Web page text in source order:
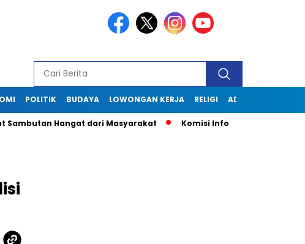
POLITIK BUDAYA LOWONGAN KERJA RELIGI ADVERTORIAL
Hangat dari Masyarakat Komisi Informasi Jabar Kunjungi